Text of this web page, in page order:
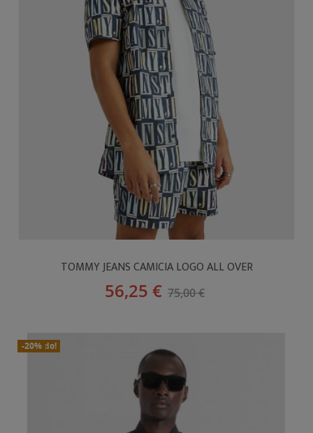
TOMMY JEANS CAMICIA LOGO ALL OVER
56,25 € 75,00 €
In Saldo!
Nuovo
-20%